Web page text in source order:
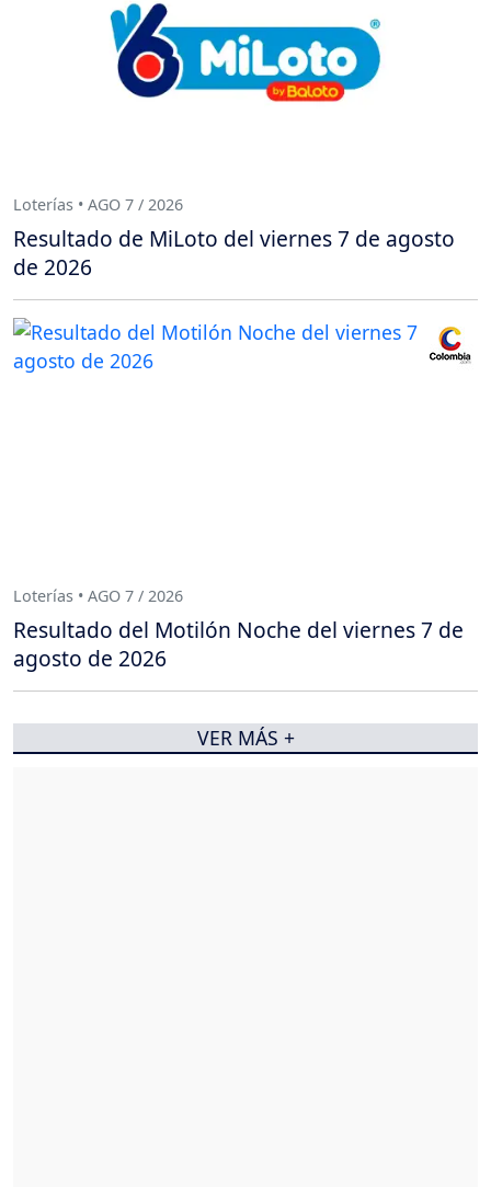
Loterías • AGO 7 / 2026
Resultado de MiLoto del viernes 7 de agosto
de 2026
Loterías • AGO 7 / 2026
Resultado del Motilón Noche del viernes 7 de
agosto de 2026
VER MÁS +